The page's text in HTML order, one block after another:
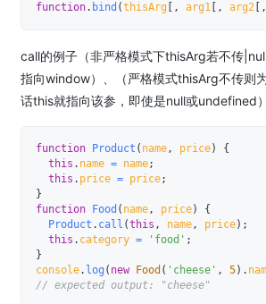
function. bind (thisArg , arg1 , arg2 ,
call的例子（非严格模式下thisArg若不传
指向window）、（严格模式thisArg不传则
话this就指向该参，即使是null或undefined）
function Product ( name, price)
{
this . name = name;
this . price = price;
}
function
Food ( name, price)
{
Product . call (this , name, price) ;
this . category = 'food' ;
}
console. log ( new Food ( 'cheese' , 5) .
// expected output: "cheese"